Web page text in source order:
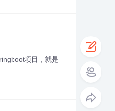
项目，就是